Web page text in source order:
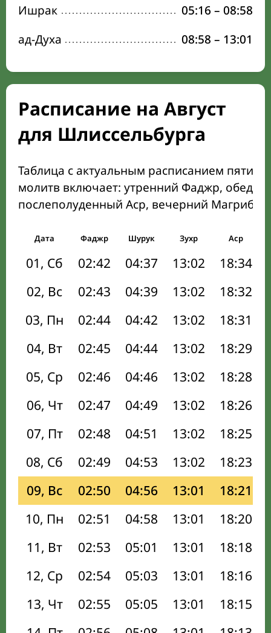
Ишрак 05:16 – 08:58
ад-Духа
08:58 – 13:01
Расписание на Август
для Шлиссельбурга
Таблица с актуальным расписанием пяти
молитв включает: утренний Фаджр,
послеполуденный Аср, вечерний Магриб
Дата Фаджр Шурук Зухр Аср
01, Сб 02:42 04:37 13:02 18:34
02, Вс
02:43 04:39 13:02 18:32
03, Пн
02:44 04:42 13:02 18:31
04, Вт
02:45 04:44 13:02 18:29
05, Ср
02:46 04:46 13:02 18:28
06, Чт
02:47 04:49 13:02 18:26
07, Пт
02:48 04:51 13:02 18:25
08, Сб
02:49 04:53 13:02 18:23
09, Вс
02:50 04:56 13:01 18:21
10, Пн
02:51 04:58 13:01 18:20
11, Вт
02:53 05:01 13:01 18:18
12, Ср
02:54 05:03 13:01 18:16
13, Чт
02:55 05:05 13:01 18:15